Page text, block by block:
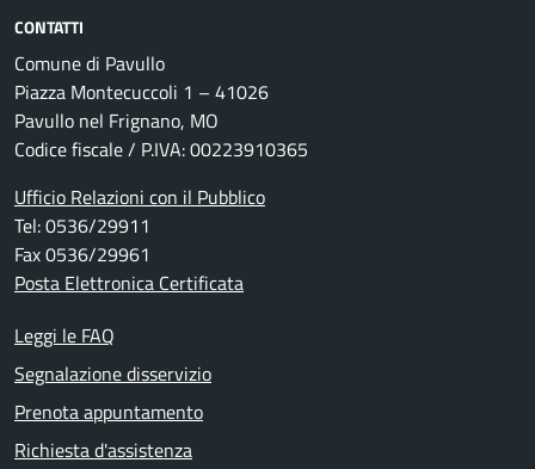
CONTATTI
Comune di Pavullo
Piazza Montecuccoli 1 – 41026
Pavullo nel Frignano, MO
Codice fiscale / P.IVA: 00223910365
Ufficio Relazioni con il Pubblico
Tel: 0536/29911
Fax 0536/29961
Posta Elettronica Certificata
Leggi le FAQ
Segnalazione disservizio
Prenota appuntamento
Richiesta d'assistenza